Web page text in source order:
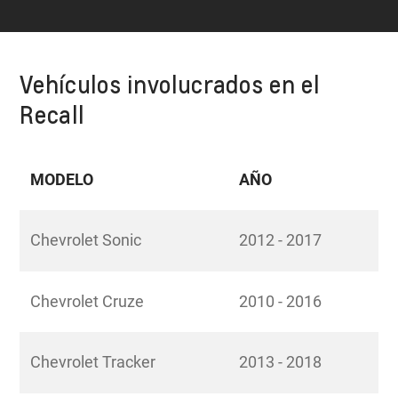
Vehículos involucrados en el
Recall
MODELO AÑO
Chevrolet Sonic 2012 - 2017
Chevrolet Cruze 2010 - 2016
Chevrolet Tracker 2013 - 2018